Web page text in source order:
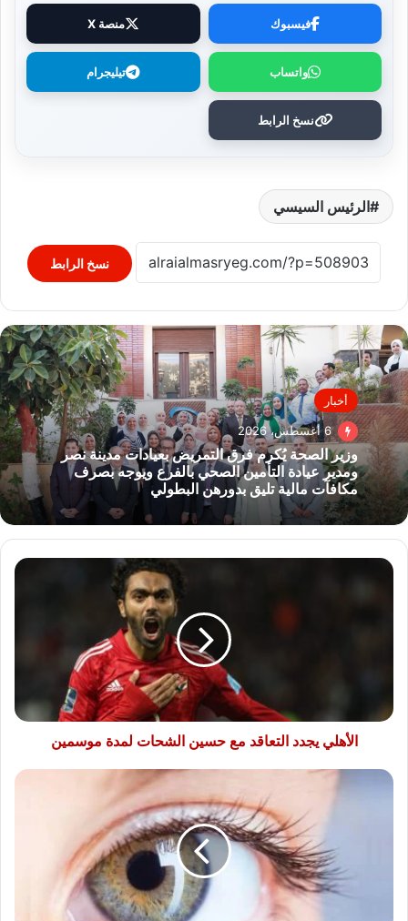
فيسبوك منصة X
واتساب تيليجرام
نسخ الرابط
الرئيس السيسي
نسخ الرابط
أخبار
6 أغسطس، 2026
وزير الصحة يُكرم فرق التمريض بعيادات مدينة نصر
ومدير عيادة التأمين الصحي بالفرع ويوجه بصرف
مكافآت مالية تليق بدورهن البطولي
الأهلي
الأهلي يجدد التعاقد مع حسين الشحات لمدة موسمين
إعتام